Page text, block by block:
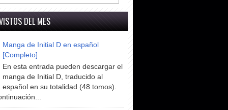
DEL MES
Manga de Initial D en español
[Completo]
En esta entrada pueden descargar el
manga de Initial D, traducido al
español en su totalidad (48 tomos).